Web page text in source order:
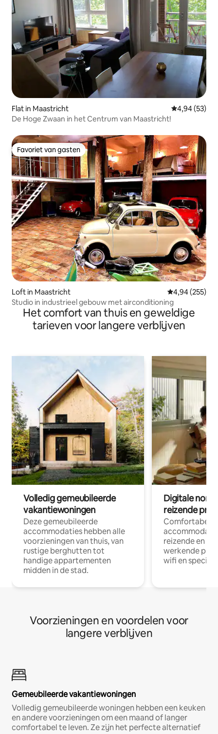
Flat in Maastricht Gemiddelde
4,94 (53)
De Hoge Zwaan in het Centrum van Maastricht!
Favoriet van gasten
Favoriet van gasten
Loft in Maastricht Gemiddelde
4,94 (255)
Studio in industrieel gebouw met airconditioning
Het comfort van thuis en geweldige
tarieven voor langere verblijven
Volledig gemeubileerde
vakantiewoningen
Deze gemeubileerde
accommodaties hebben alle
voorzieningen van thuis, van
rustige berghutten tot
handige appartementen
midden in de stad.
Digitale
reizende
Comfortabele
reizende en
werkende
wifi en
Voorzieningen en voordelen voor
langere verblijven
Gemeubileerde vakantiewoningen
Volledig gemeubileerde woningen hebben een keuken
en andere voorzieningen om een maand of langer
comfortabel te leven. Ze zijn het perfecte alternatief